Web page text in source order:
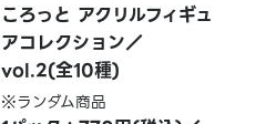
ころっと アクリルフィギュ
アコレクション／
vol.2(全10種)
※ランダム商品